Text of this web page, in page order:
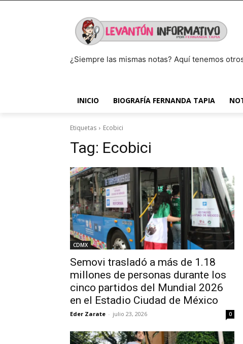
¿Siempre las mismas notas? Aquí tenemos
INICIO BIOGRAFÍA FERNANDA TAPIA
Etiquetas Ecobici
Tag: Ecobici
CDMX
Semovi trasladó a más de 1.18
millones de personas durante los
cinco partidos del Mundial 2026
en el Estadio Ciudad de México
Eder Zarate - julio 23, 2026 0